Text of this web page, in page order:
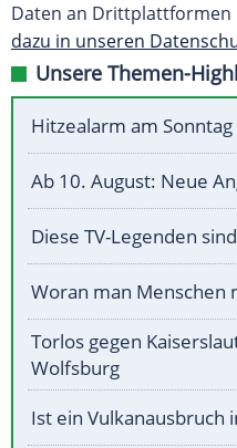
Daten an
dazu in unseren
Unsere Themen-
Hitzealarm am
Ab 10. August: Neue
Diese TV-Legenden
Woran man Menschen
Torlos gegen
Wolfsburg
Ist ein Vulkanausbruch